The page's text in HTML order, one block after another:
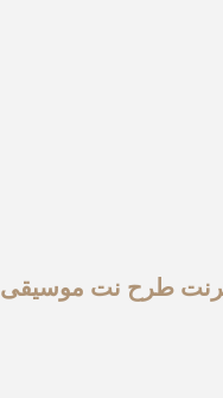
طرح نت موسیقی